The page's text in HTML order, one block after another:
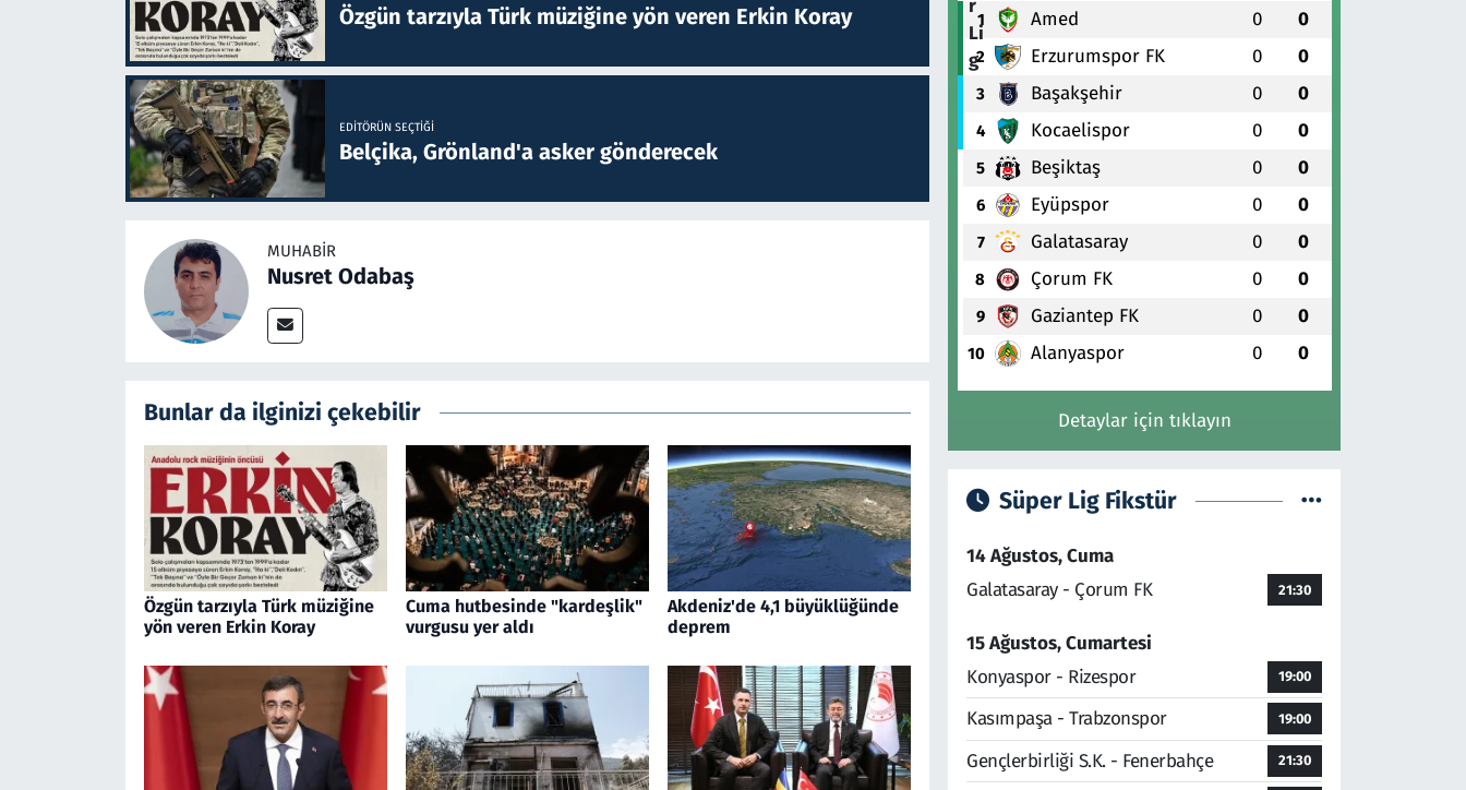
Özgün tarzıyla Türk müziğine yön veren Erkin Koray
EDITÖRÜN SEÇTIĞI
Belçika, Grönland'a asker gönderecek
MUHABIR
Nusret Odabaş
Bunlar da ilginizi çekebilir
Özgün tarzıyla Türk müziğine
yön veren Erkin Koray
Cuma hutbesinde "kardeşlik"
vurgusu yer aldı
Akdeniz'de 4,1 büyüklüğünde
deprem
1 Amed 0 0
2 Erzurumspor FK 0 0
3 Başakşehir 0 0
4 Kocaelispor 0 0
5 Beşiktaş 0 0
6 Eyüpspor 0 0
7 Galatasaray 0 0
8 Çorum FK 0 0
9 Gaziantep FK 0 0
10 Alanyaspor 0 0
Detaylar için tıklayın
Süper Lig Fikstür
14 Ağustos, Cuma
Galatasaray - Çorum FK
21:30
15 Ağustos, Cumartesi
Konyaspor - Rizespor
19:00
Kasımpaşa - Trabzonspor 19:00
Gençlerbirliği S.K. - Fenerbahçe 21:30